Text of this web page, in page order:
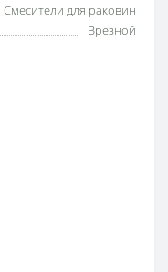
Смесители для раковин
Врезной